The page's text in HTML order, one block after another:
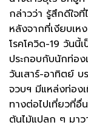
กล่าวว่า รู้สึกดีใจ
หลังจากที่เงียบเห
โรคโควิด-19 วันนี้
ประกอบกับนักท่อง
วันเสาร์-อาทิตย์ บ
จวบฯ มีแหล่งท่อง
ทางต่อไปเที่ยวที่อื่
ต้นไม้แปลก ๆ มา